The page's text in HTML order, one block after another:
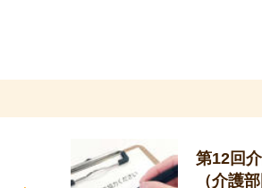
第12回
（介護部